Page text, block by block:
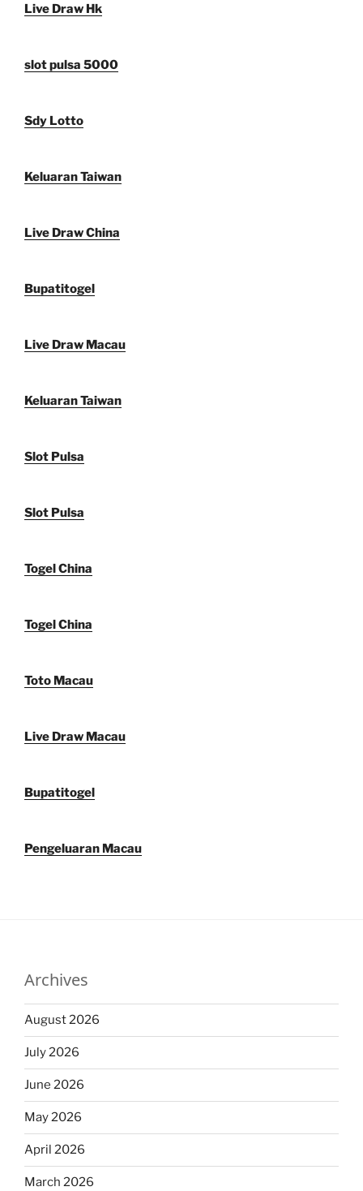
Live Draw Hk
slot pulsa 5000
Sdy Lotto
Keluaran Taiwan
Live Draw China
Bupatitogel
Live Draw Macau
Keluaran Taiwan
Slot Pulsa
Slot Pulsa
Togel China
Togel China
Toto Macau
Live Draw Macau
Bupatitogel
Pengeluaran Macau
Archives
August 2026
July 2026
June 2026
May 2026
April 2026
March 2026